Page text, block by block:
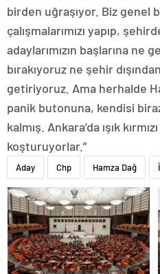
birden uğraşıyor. Biz genel
çalışmalarımızı yapıp,
adaylarımızın başlarına ne
bırakıyoruz ne şehir
getiriyoruz. Ama herhalde
panik butonuna, kendisi
kalmış. Ankara’da ışık
koşturuyorlar.”
Aday Chp Hamza Dağ